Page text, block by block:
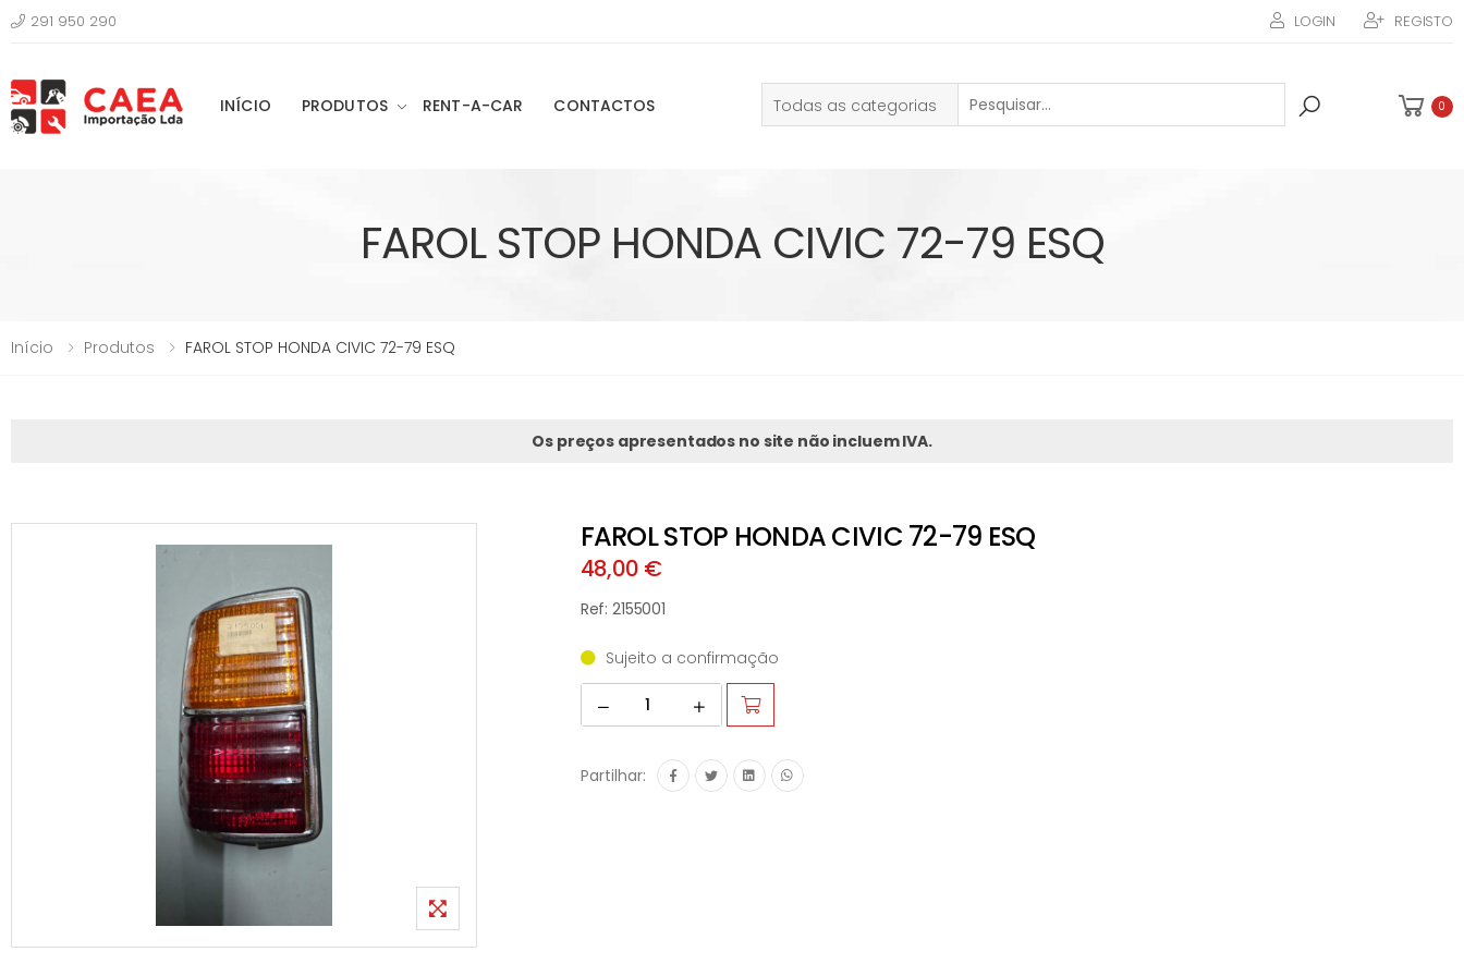
291 950 290 LOGIN REGISTO
INÍCIO PRODUTOS RENT-A-CAR CONTACTOS 0
Todas as categorias
FAROL STOP HONDA CIVIC 72-79 ESQ
Início Produtos FAROL STOP HONDA CIVIC 72-79 ESQ
Os preços apresentados no site não incluem IVA.
FAROL STOP HONDA CIVIC 72-79 ESQ
48,00 €
Ref: 2155001
Sujeito a confirmação
Partilhar: